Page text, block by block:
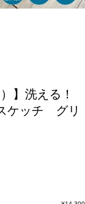
】洗える！
ケッチ グリ